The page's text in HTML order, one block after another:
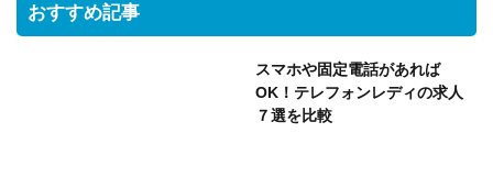
おすすめ記事
スマホや固定電話があれば
OK！テレフォンレディの求人
７選を比較